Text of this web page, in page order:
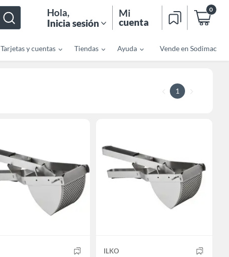
Hola,
Inicia sesión
Mi
cuenta
0
Tarjetas y cuentas Tiendas Ayuda Vende en Sodimac
1
ILKO